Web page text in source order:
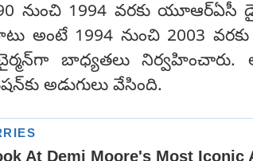
నుంచి 1994 వరకు యూఆర్‌ఏసీ
అంటే 1994 నుంచి 2003
చైర్మన్‌గా బాధ్యతలు
అడుగులు వేసింది.